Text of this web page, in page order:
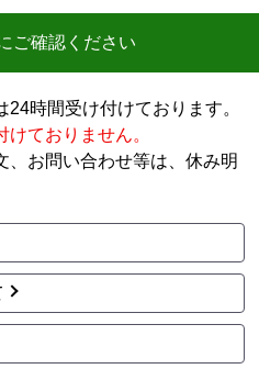
ご確認ください
時間受け付けております。
ておりません。
お問い合わせ等は、休み明